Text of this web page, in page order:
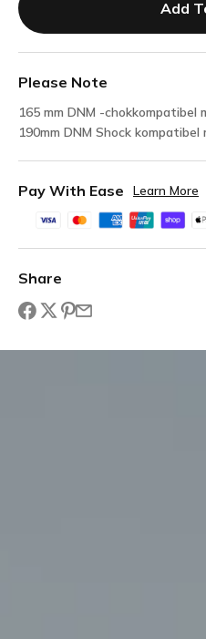
Add
Please Note
165 mm DNM -chokkompatibel
190mm DNM Shock kompatibel
Pay With Ease Learn More
Share